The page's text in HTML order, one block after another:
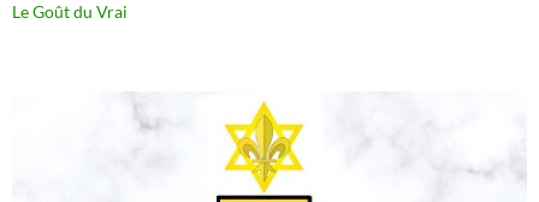
Le Goût du Vrai